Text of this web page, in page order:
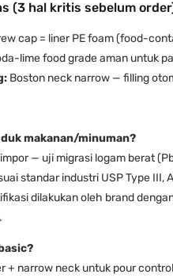
(3 hal kritis sebelum
cap = liner PE foam (food-
lime food grade aman untuk
Boston neck narrow — filling
makanan/minuman?
— uji migrasi logam berat
standar industri USP Type III,
dilakukan oleh brand
+ narrow neck untuk pour